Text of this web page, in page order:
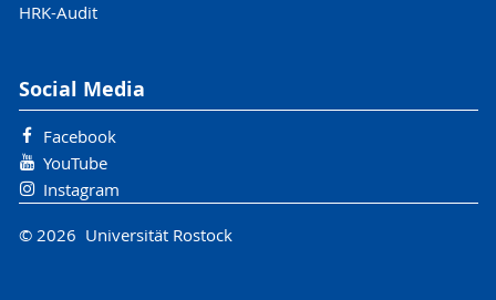
HRK-Audit
Social Media
Facebook
YouTube
Instagram
© 2026 Universität Rostock